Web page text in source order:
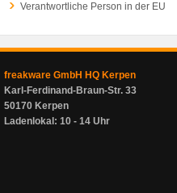
Verantwortliche Person in der EU
freakware GmbH HQ Kerpen
Karl-Ferdinand-Braun-Str. 33
50170 Kerpen
Ladenlokal: 10 - 14 Uhr